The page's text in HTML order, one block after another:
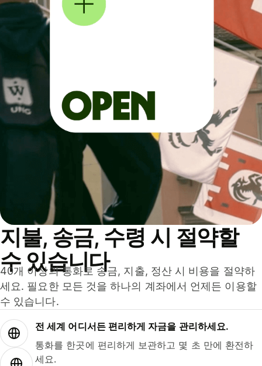
지불, 송금, 수령 시 절약할
수 있습니다
40개 이상의 통화로 송금, 지출, 정산 시 비용을 절약하
세요. 필요한 모든 것을 하나의 계좌에서 언제든 이용할
수 있습니다.
전 세계 어디서든 편리하게 자금을 관리하세요.
통화를 한곳에 편리하게 보관하고 몇 초 만에 환전하
세요.